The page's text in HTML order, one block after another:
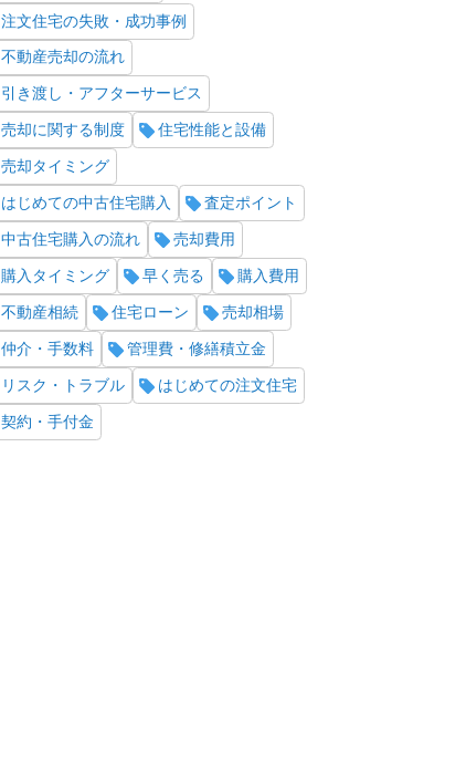
注文住宅の失敗・成功事例
不動産売却の流れ
引き渡し・アフターサービス
売却に関する制度 住宅性能と設備
売却タイミング
はじめての中古住宅購入 査定ポイント
中古住宅購入の流れ 売却費用
購入タイミング 早く売る 購入費用
不動産相続 住宅ローン 売却相場
仲介・手数料 管理費・修繕積立金
リスク・トラブル はじめての注文住宅
契約・手付金